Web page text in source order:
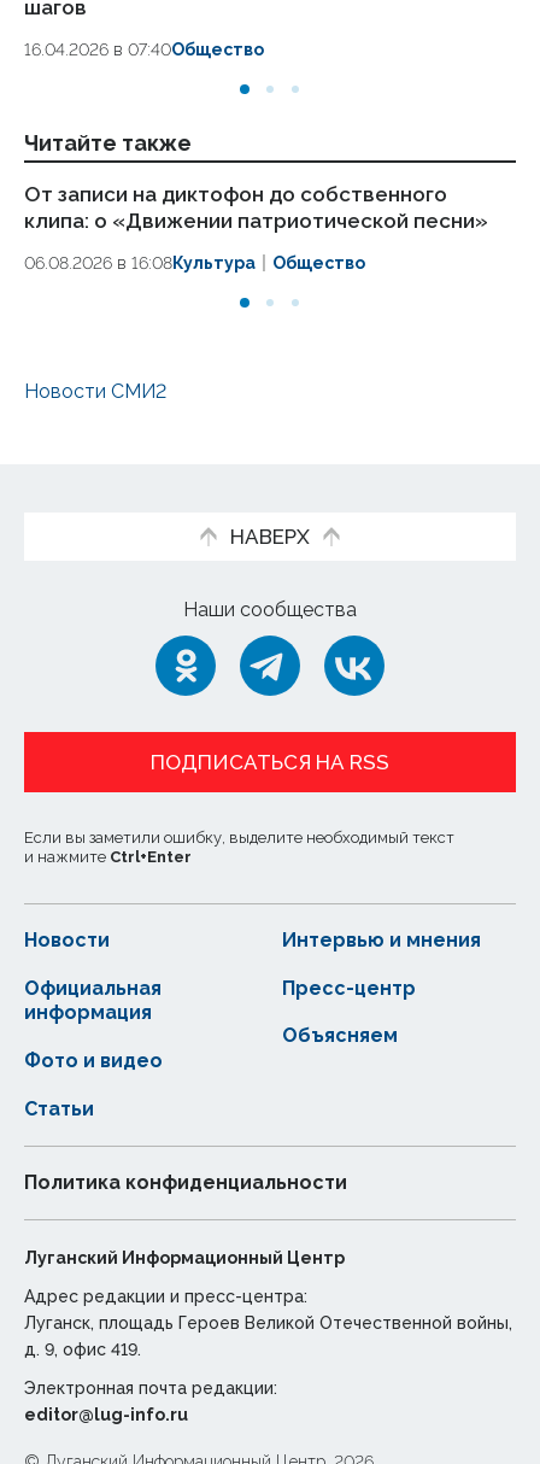
шагов
16.04.2026 в 07:40Общество
Читайте также
От записи на диктофон до собственного
клипа: о «Движении патриотической песни»
06.08.2026 в 16:08Культура Общество
Новости СМИ2
НАВЕРХ
Наши сообщества
ПОДПИСАТЬСЯ НА RSS
Если вы заметили ошибку, выделите необходимый текст
и нажмите Ctrl+Enter
Новости
Статьи
Официальная
информация
Интервью и мнения
Фото и видео
Пресс-центр
Объясняем
Политика конфиденциальности
Луганский Информационный Центр
Адрес редакции и пресс-центра:
Луганск, площадь Героев Великой Отечественной войны,
д. 9, офис 419.
Электронная почта редакции:
editor@lug-info.ru